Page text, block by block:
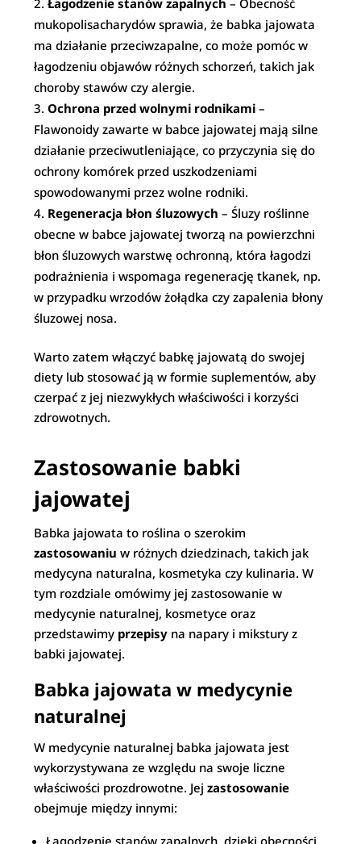
Łagodzenie stanów zapalnych – Obecność
mukopolisacharydów sprawia, że babka jajowata
ma działanie przeciwzapalne, co może pomóc w
łagodzeniu objawów różnych schorzeń, takich jak
choroby stawów czy alergie.
Ochrona przed wolnymi rodnikami –
Flawonoidy zawarte w babce jajowatej mają silne
działanie przeciwutleniające, co przyczynia się do
ochrony komórek przed uszkodzeniami
spowodowanymi przez wolne rodniki.
Regeneracja błon śluzowych – Śluzy roślinne
obecne w babce jajowatej tworzą na powierzchni
błon śluzowych warstwę ochronną, która łagodzi
podrażnienia i wspomaga regenerację tkanek, np.
w przypadku wrzodów żołądka czy zapalenia błony
śluzowej nosa.
Warto zatem włączyć babkę jajowatą do swojej
diety lub stosować ją w formie suplementów, aby
czerpać z jej niezwykłych właściwości i korzyści
zdrowotnych.
Zastosowanie babki
jajowatej
Babka jajowata to roślina o szerokim
zastosowaniu w różnych dziedzinach, takich jak
medycyna naturalna, kosmetyka czy kulinaria. W
tym rozdziale omówimy jej zastosowanie w
medycynie naturalnej, kosmetyce oraz
przedstawimy przepisy na napary i mikstury z
babki jajowatej.
Babka jajowata w medycynie
naturalnej
W medycynie naturalnej babka jajowata jest
wykorzystywana ze względu na swoje liczne
właściwości prozdrowotne. Jejzastosowanie
obejmuje między innymi:
Łagodzenie stanów zapalnych, dzięki obecności